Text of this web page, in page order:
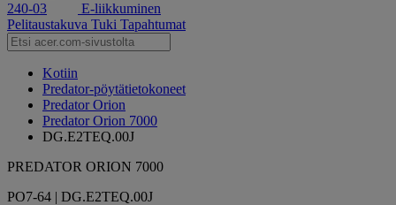
E-liikkuminen
Pelitaustakuva Tuki Tapahtumat
Kotiin
Predator-pöytätietokoneet
Predator Orion
Predator Orion 7000
DG.E2TEQ.00J
PREDATOR ORION 7000
PO7-64 | DG.E2TEQ.00J